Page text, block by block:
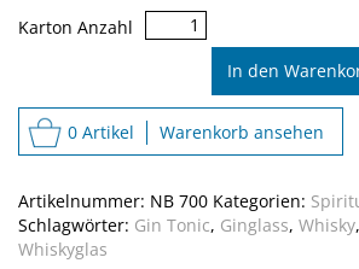
Karton Anzahl
Tattoo
Tumbler
Menge
In den
0 Artikel Warenkorb ansehen
Artikelnummer: NB 700 Kategorien:
Schlagwörter: Gin Tonic, Ginglass, Whisky,
Whiskyglas